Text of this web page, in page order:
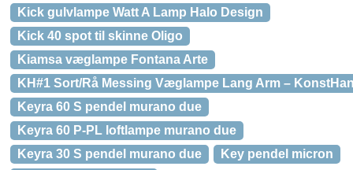
Kick gulvlampe Watt A Lamp Halo Design
Kick 40 spot til skinne Oligo
Kiamsa væglampe Fontana Arte
KH#1 Sort/Rå Messing Væglampe Lang Arm –
Keyra 60 S pendel murano due
Keyra 60 P-PL loftlampe murano due
Keyra 30 S pendel murano due
Key pendel micron